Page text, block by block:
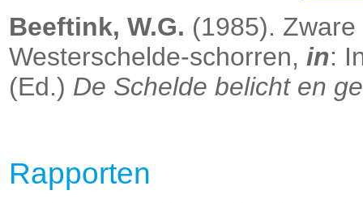
Beeftink, W.G. (1985).
Westerschelde-schorren, in:
(Ed.) De Schelde belicht en
Rapporten